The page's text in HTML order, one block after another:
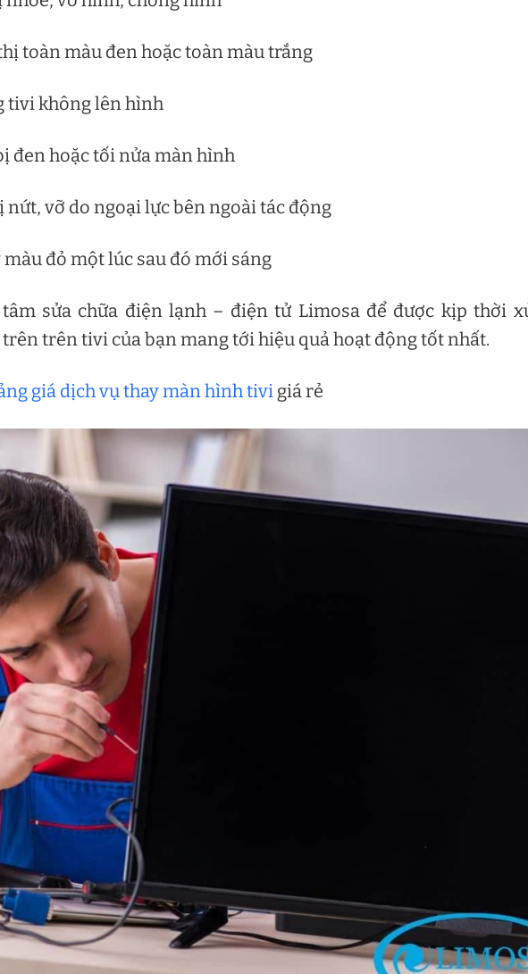
toàn màu đen hoặc toàn màu trắng
tivi không lên hình
đen hoặc tối nửa màn hình
vỡ do ngoại lực bên ngoài tác động
đỏ một lúc sau đó mới sáng
sửa chữa điện lạnh – điện tử Limosa để được kịp thời
trên tivi của bạn mang tới hiệu quả hoạt động tốt nhất.
giá dịch vụ thay màn hình tivi giá rẻ